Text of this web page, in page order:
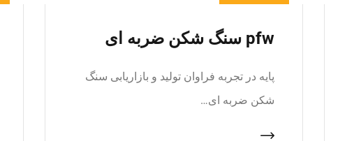
pfw سنگ شکن ضربه ای
پایه در تجربه فراوان تولید و بازاریابی سنگ
شکن ضربه ای…